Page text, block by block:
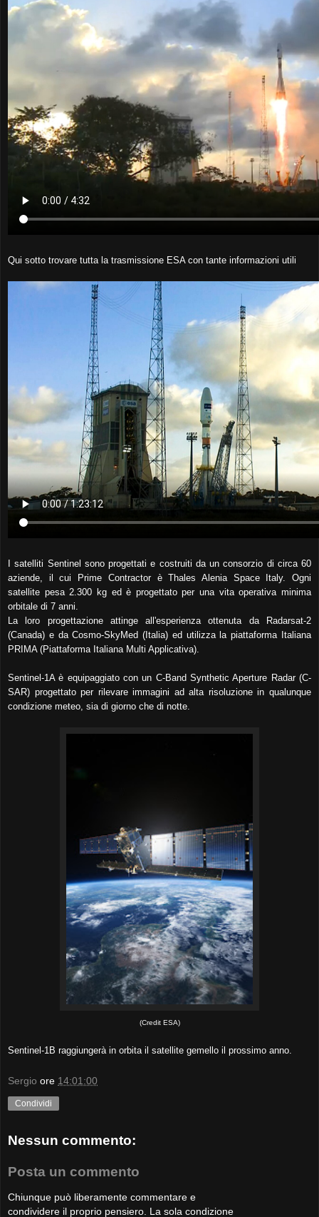
Qui sotto trovare tutta la trasmissione ESA con tante informazioni utili
I satelliti Sentinel sono progettati e costruiti da un consorzio di circa 60
aziende, il cui Prime Contractor è Thales Alenia Space Italy. Ogni
satellite pesa 2.300 kg ed è progettato per una vita operativa minima
orbitale di 7 anni.
La loro progettazione attinge all'esperienza ottenuta da Radarsat-2
(Canada) e da Cosmo-SkyMed (Italia) ed utilizza la piattaforma Italiana
PRIMA (Piattaforma Italiana Multi Applicativa).
Sentinel-1A è equipaggiato con un C-Band Synthetic Aperture Radar (C-
SAR) progettato per rilevare immagini ad alta risoluzione in qualunque
condizione meteo, sia di giorno che di notte.
(Credit ESA)
Sentinel-1B raggiungerà in orbita il satellite gemello il prossimo anno.
Sergio ore 14:01:00
Condividi
Nessun commento:
Posta un commento
Chiunque può liberamente commentare e
condividere il proprio pensiero. La sola condizione